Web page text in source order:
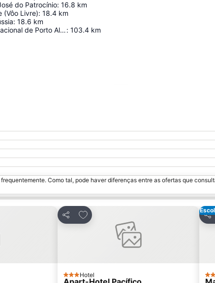
do Patrocínio: 16.8 km
(Vôo Livre): 18.4 km
: 18.6 km
Aeroporto Internacional de Porto Alegre: 103.4 km
Como tal, pode haver diferenças entre as ofertas que
Partilhar
Adicionar aos favoritos
3 Estrelas
Hotel 2